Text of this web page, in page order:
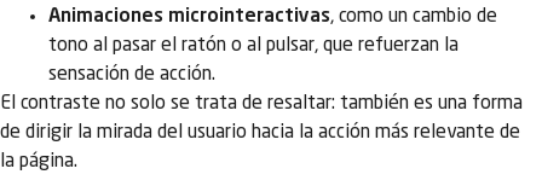
Animaciones microinteractivas, como un cambio de
tono al pasar el ratón o al pulsar, que refuerzan la
sensación de acción.
El contraste no solo se trata de resaltar: también es una forma
de dirigir la mirada del usuario hacia la acción más relevante de
la página.